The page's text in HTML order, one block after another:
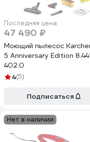
Последняя цена
47 490 ₽
Моющий пылесос
5 Anniversary Edition
402.0
4(5)
Подписаться
Нет в наличии